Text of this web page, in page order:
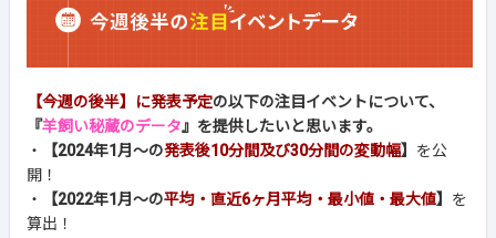
【今週の後半】に発表予定の以下の注目イベントについて、
『羊飼い秘蔵のデータ』を提供したいと思います。
・
【2024年1月～の発表後10分間及び30分間の変動幅】 を公
開！
・
【2022年1月～の平均・直近6ヶ月平均・最小値・最大値】 を
算出！